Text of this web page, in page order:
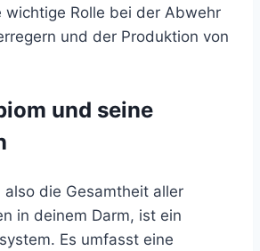
wichtige Rolle bei der Abwehr
und der Produktion von
und seine
also die Gesamtheit aller
in deinem Darm, ist ein
Es umfasst eine